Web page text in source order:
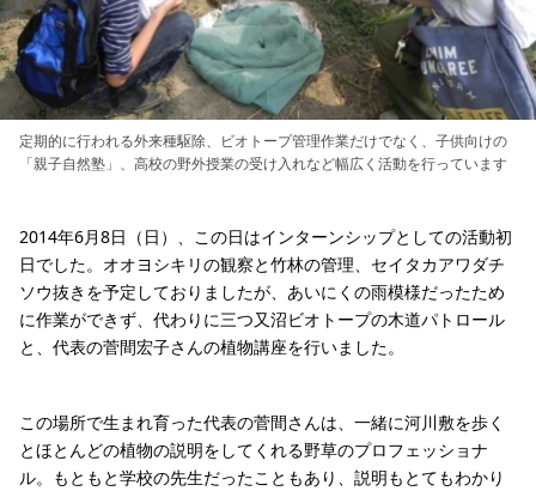
定期的に行われる外来種駆除、ビオトープ管理作業だけでなく、子供向けの
「親子自然塾」、高校の野外授業の受け入れなど幅広く活動を行っています
2014年6月8日（日）、この日はインターンシップとしての活動初
日でした。オオヨシキリの観察と竹林の管理、セイタカアワダチ
ソウ抜きを予定しておりましたが、あいにくの雨模様だったため
に作業ができず、代わりに三つ又沼ビオトープの木道パトロール
と、代表の菅間宏子さんの植物講座を行いました。
この場所で生まれ育った代表の菅間さんは、一緒に河川敷を歩く
とほとんどの植物の説明をしてくれる野草のプロフェッショナ
ル。もともと学校の先生だったこともあり、説明もとてもわかり